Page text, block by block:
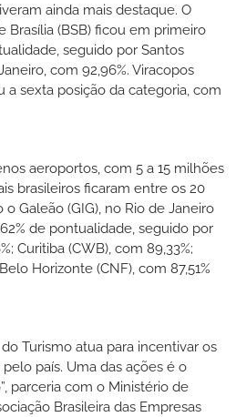
ainda mais destaque. O
(BSB) ficou em primeiro
seguido por Santos
com 92,96%. Viracopos
a sexta posição da categoria, com
aeroportos, com 5 a 15 milhões
brasileiros ficaram entre os 20
Galeão (GIG), no Rio de Janeiro
de pontualidade, seguido por
Curitiba (CWB), com 89,33%;
Horizonte (CNF), com 87,51%
Turismo atua para incentivar os
país. Uma das ações é o
parceria com o Ministério de
Brasileira das Empresas